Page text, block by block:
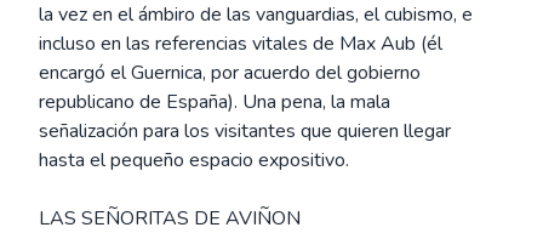
la vez en el ámbiro de las vanguardias, el cubismo, e
incluso en las referencias vitales de Max Aub (él
encargó el Guernica, por acuerdo del gobierno
republicano de España). Una pena, la mala
señalización para los visitantes que quieren llegar
hasta el pequeño espacio expositivo.
LAS SEÑORITAS DE AVIÑON